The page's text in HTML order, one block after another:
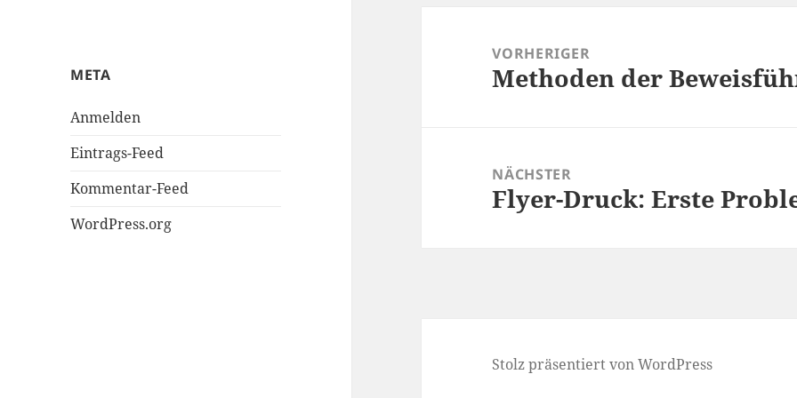
META
Anmelden
Eintrags-Feed
Kommentar-Feed
WordPress.org
VORHERIGER
Vorheriger
Methoden der
NÄCHSTER
Nächster
Flyer-Druck: Erste
Stolz präsentiert von WordPress